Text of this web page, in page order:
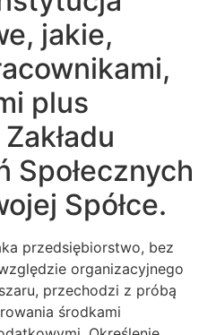
jakie,
plus
Społecznych
Spółce.
przedsiębiorstwo, bez
organizacyjnego
przechodzi z próbą
środkami